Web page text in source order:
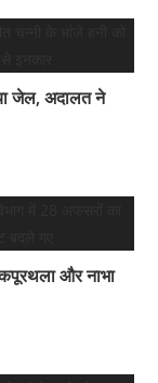
जेल, अदालत ने
और नाभा